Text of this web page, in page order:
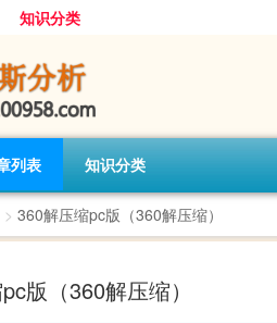
知识分类
列表 知识分类
> 360解压缩pc版（360解压缩）
版（360解压缩）